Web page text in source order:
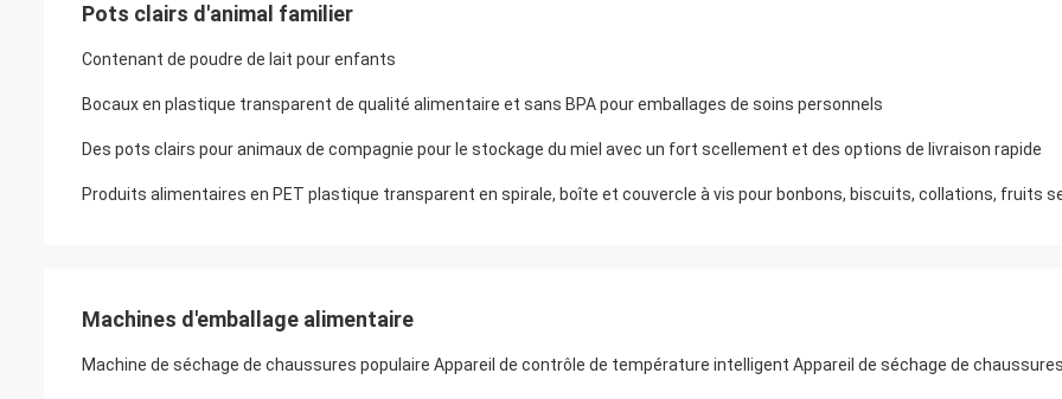
Pots clairs d'animal familier
Contenant de poudre de lait pour enfants
Bocaux en plastique transparent de qualité alimentaire et sans BPA pour emballages de soins personnels
Des pots clairs pour animaux de compagnie pour le stockage du miel avec un fort scellement et des options de livraison rapide
Produits alimentaires en PET plastique transparent en spirale, boîte et couvercle à vis pour bonbons, biscuits, collations, fruits
Machines d'emballage alimentaire
Machine de séchage de chaussures populaire Appareil de contrôle de température intelligent Appareil de séchage de